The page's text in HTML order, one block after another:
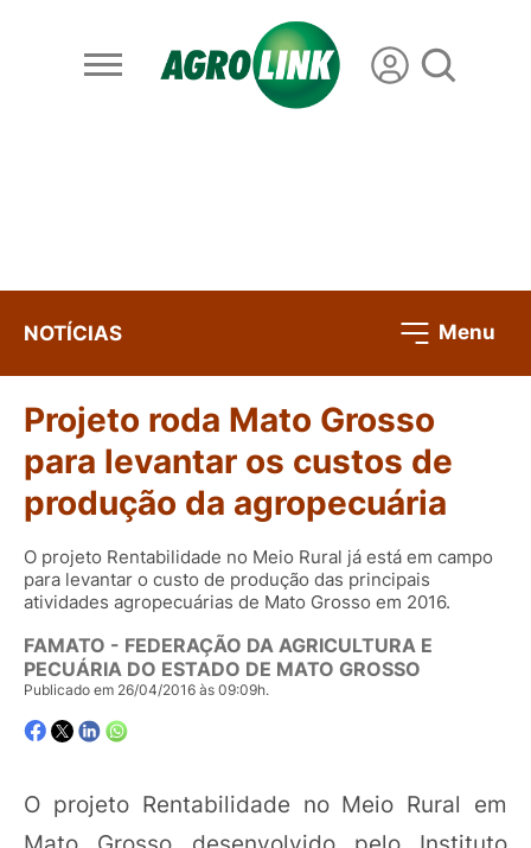
NOTÍCIAS Menu
Projeto roda Mato Grosso
para levantar os custos de
produção da agropecuária
O projeto Rentabilidade no Meio Rural já está em campo
para levantar o custo de produção das principais
atividades agropecuárias de Mato Grosso em 2016.
FAMATO - FEDERAÇÃO DA AGRICULTURA E
PECUÁRIA DO ESTADO DE MATO GROSSO
Publicado em 26/04/2016 às 09:09h.
O projeto Rentabilidade no Meio Rural em